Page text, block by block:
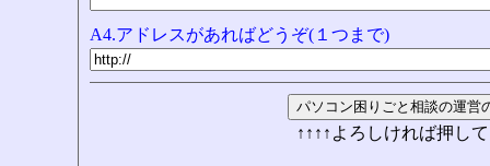
A4.アドレスがあればどうぞ(１つまで)
↑↑↑↑よろしければ押し